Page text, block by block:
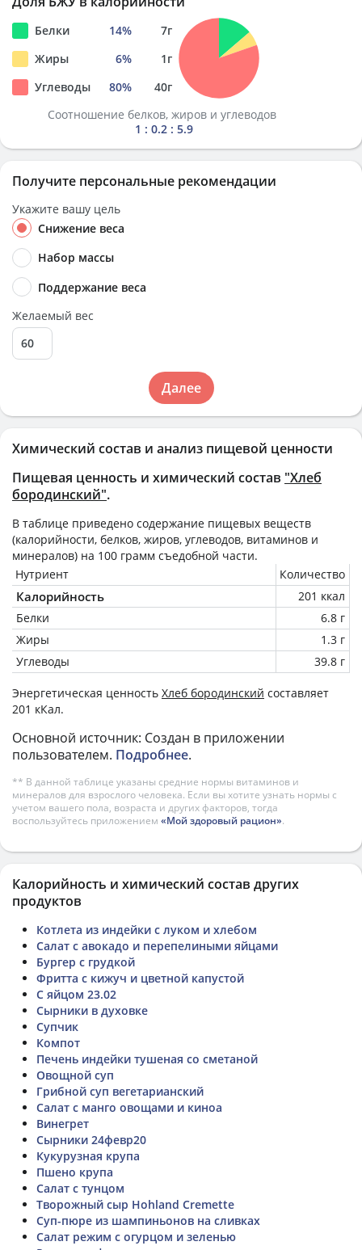
Химический состав и анализ пищевой ценности
Пищевая ценность и химический состав "Хлеб
бородинский".
В таблице приведено содержание пищевых веществ
(калорийности, белков, жиров, углеводов, витаминов и
минералов) на 100 грамм съедобной части.
Нутриент
Количество
Калорийность
201 ккал
Белки
6.8 г
Жиры
1.3 г
Углеводы
39.8 г
Энергетическая ценность Хлеб бородинский составляет
201 кКал.
Основной источник: Создан в приложении
пользователем. Подробнее.
** В данной таблице указаны средние нормы витаминов и
минералов для взрослого человека. Если вы хотите узнать нормы с
учетом вашего пола, возраста и других факторов, тогда
воспользуйтесь приложением «Мой здоровый рацион».
Белки 14% 7г
Жиры
6% 1г
Углеводы
80% 40г
Соотношение белков, жиров и углеводов
1 : 0.2 : 5.9
Получите персональные рекомендации
Укажите вашу цель
Снижение веса
Набор массы
Поддержание веса
Желаемый вес
Далее
Калорийность и химический состав других
продуктов
Котлета из индейки с луком и хлебом
Салат с авокадо и перепелиными яйцами
Бургер с грудкой
Фритта с кижуч и цветной капустой
С яйцом 23.02
Сырники в духовке
Супчик
Компот
Печень индейки тушеная со сметаной
Овощной суп
Грибной суп вегетарианский
Салат с манго овощами и киноа
Винегрет
Сырники 24февр20
Кукурузная крупа
Пшено крупа
Салат с тунцом
Творожный сыр Hohland Cremette
Суп-пюре из шампиньонов на сливках
Салат режим с огурцом и зеленью